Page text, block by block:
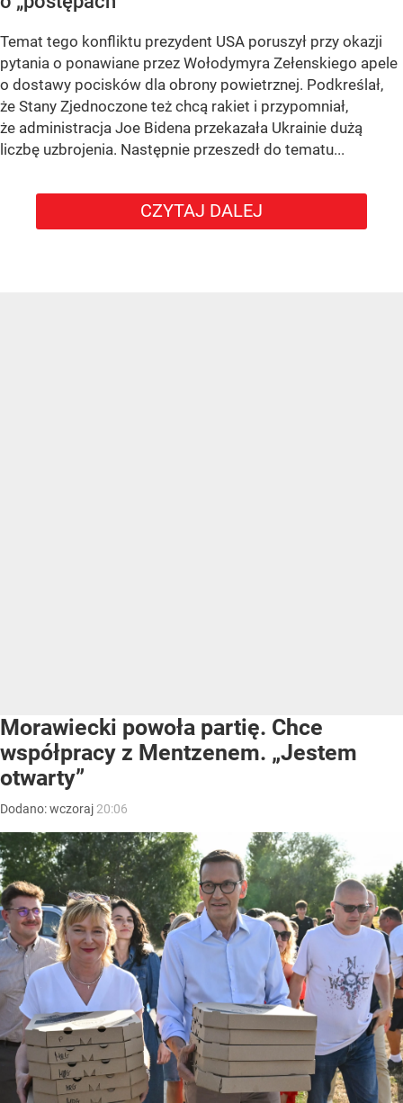
Temat tego konfliktu prezydent USA poruszył przy okazji
pytania o ponawiane przez Wołodymyra Zełenskiego apele
o dostawy pocisków dla obrony powietrznej. Podkreślał,
że Stany Zjednoczone też chcą rakiet i przypomniał,
że administracja Joe Bidena przekazała Ukrainie dużą
liczbę uzbrojenia. Następnie przeszedł do tematu...
CZYTAJ DALEJ
Morawiecki powoła partię. Chce
współpracy z Mentzenem. „Jestem
otwarty”
Dodano:wczoraj 20:06